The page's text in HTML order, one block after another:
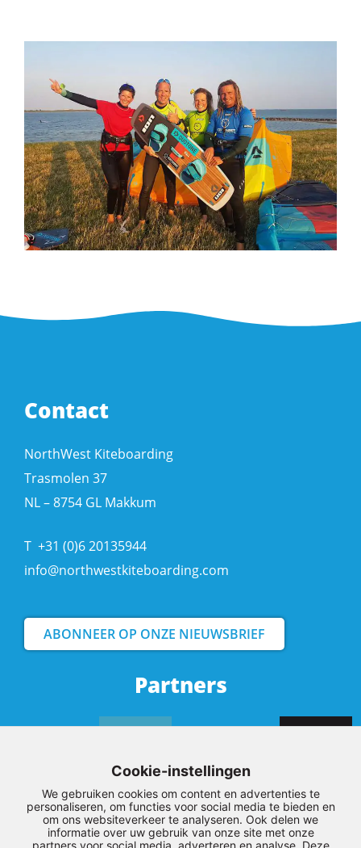
Partners
Contact
NorthWest Kiteboarding
Trasmolen 37
NL – 8754 GL Makkum
T +31 (0)6 20135944
info@northwestkiteboarding.com
ABONNEER OP ONZE NIEUWSBRIEF
Cookie-instellingen
We gebruiken cookies om content en advertenties te
personaliseren, om functies voor social media te bieden en
om ons websiteverkeer te analyseren. Ook delen we
informatie over uw gebruik van onze site met onze
partners voor social media, adverteren en analyse. Deze